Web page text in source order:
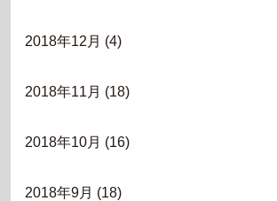
2018年12月 (4)
2018年11月 (18)
2018年10月 (16)
2018年9月 (18)